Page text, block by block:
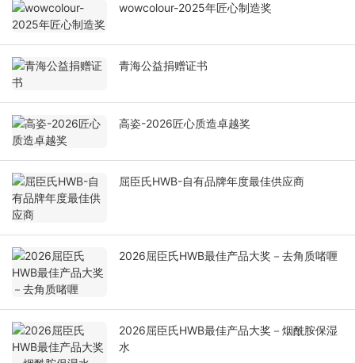
wowcolour-2025年匠心制造奖
青海公益捐赠证书
高姿-2026匠心质造卓越奖
屈臣氏HWB-自有品牌年度最佳供应商
2026屈臣氏HWB最佳产品大奖－去角质啫喱
2026屈臣氏HWB最佳产品大奖－烟酰胺保湿
水